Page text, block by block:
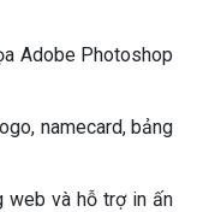
Adobe Photoshop
namecard, bảng
web và hỗ trợ in ấn